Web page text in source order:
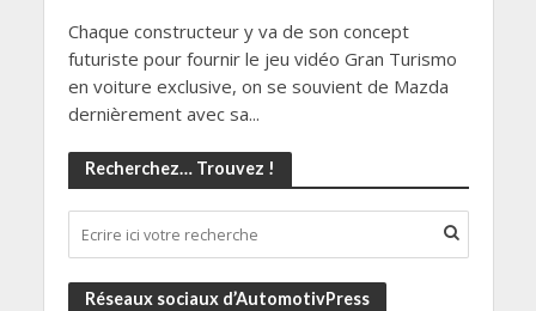
Chaque constructeur y va de son concept
futuriste pour fournir le jeu vidéo Gran Turismo
en voiture exclusive, on se souvient de Mazda
dernièrement avec sa...
Recherchez… Trouvez !
Réseaux sociaux d’AutomotivPress